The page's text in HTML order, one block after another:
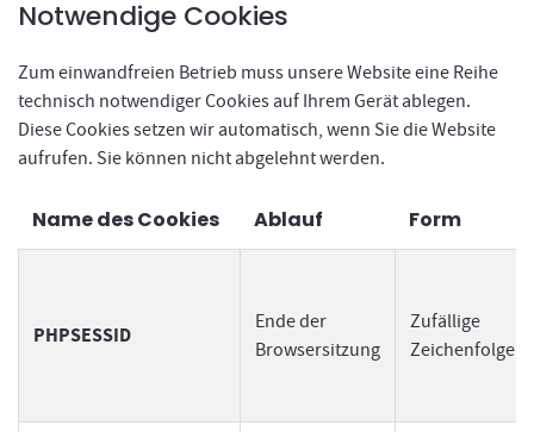
Notwendige Cookies
Zum einwandfreien Betrieb muss unsere Website eine Reihe
technisch notwendiger Cookies auf Ihrem Gerät ablegen.
Diese Cookies setzen wir automatisch, wenn Sie die Website
aufrufen. Sie können nicht abgelehnt werden.
Name des Cookies Ablauf Form
PHPSESSID
Ende der
Browsersitzung
Zufällige
Zeichenfolge